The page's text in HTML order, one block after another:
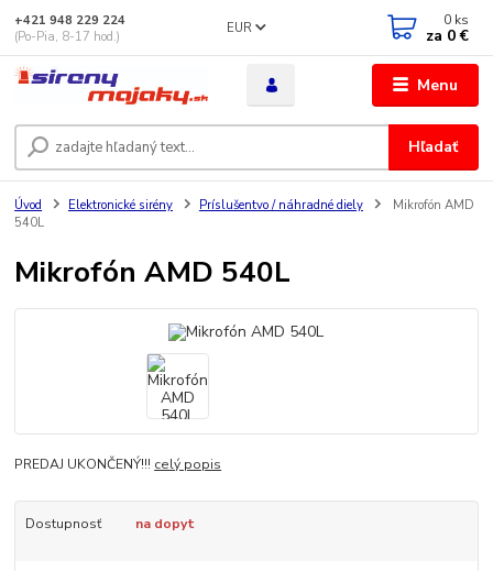
Menu
EUR
Hľadať
+421 948 229 224
(Po-Pia, 8-17 hod.)
0 ks
za 0 €
Úvod Elektronické sirény Príslušentvo / náhradné diely
Mikrofón AMD
540L
Mikrofón AMD 540L
PREDAJ UKONČENÝ!!! celý popis
Dostupnosť na dopyt